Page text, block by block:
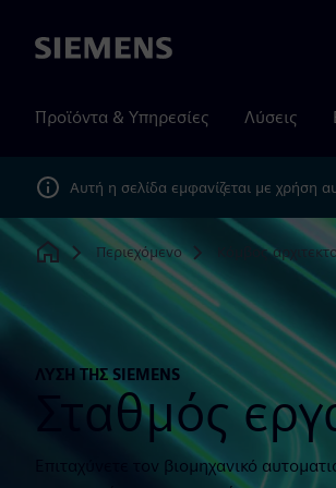
Siemens
Προϊόντα & Υπηρεσίες Λύσεις
Αυτή η σελίδα εμφανίζεται με χρήση
Home
Περιεχόμενο Κόμβος
ΛΎΣΗ ΤΗΣ SIEMENS
Σταθμός
Επιταχύνετε τον βιομηχανικό